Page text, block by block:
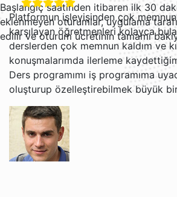
Başlangıç saatinden itibaren ilk 30
eklenmeyen oturumlar, uygulama
edilir ve oturum ücretinin tamamı
Platformun işleyişinden çok
karşılayan öğretmenleri kolayca
derslerden çok memnun kaldım ve
konuşmalarımda ilerleme
Ders programımı iş programıma
oluşturup özelleştirebilmek büyük bir